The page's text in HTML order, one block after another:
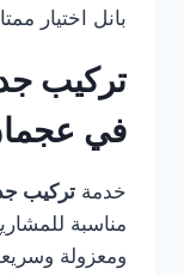
بانل اختيار
تركيب
في
خدمة تركيب
مناسبة
ومعزولة